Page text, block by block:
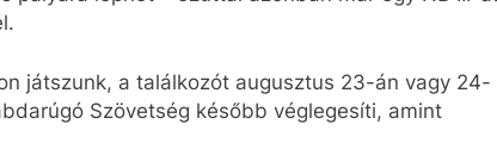
játszunk, a találkozót augusztus 23-án vagy 24-
Szövetség később véglegesíti, amint